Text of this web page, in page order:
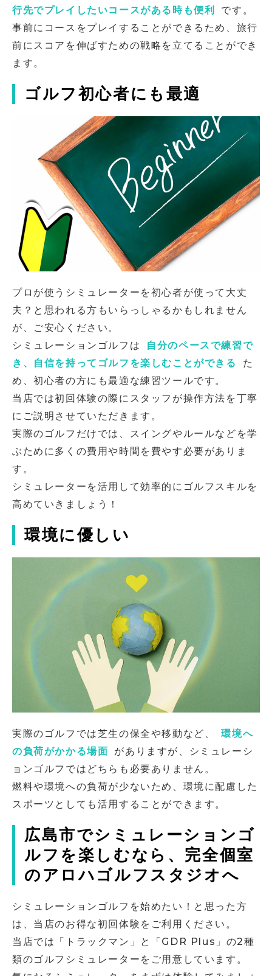
行先でプレイしたいコースがある時も便利
です。
事前にコースをプレイすることができるため、旅行
前にスコアを伸ばすための戦略を立てることができ
ます。
ゴルフ初心者にも最適
プロが使うシミュレーターを初心者が使って大丈
夫？と思われる方もいらっしゃるかもしれません
が、ご安心ください。
シミュレーションゴルフは
自分のペースで練習で
き、自信を持ってゴルフを楽しむことができる
た
め、初心者の方にも最適な練習ツールです。
当店では初回体験の際にスタッフが操作方法を丁寧
にご説明させていただきます。
実際のゴルフだけでは、スイングやルールなどを学
ぶために多くの費用や時間を費やす必要がありま
す。
シミュレーターを活用して効率的にゴルフスキルを
高めていきましょう！
環境に優しい
実際のゴルフでは芝生の保全や移動など、
環境へ
の負荷がかかる場面
がありますが、シミュレーシ
ョンゴルフではどちらも必要ありません。
燃料や環境への負荷が少ないため、環境に配慮した
スポーツとしても活用することができます。
広島市でシミュレーションゴ
ルフを楽しむなら、完全個室
のアロハゴルフスタジオへ
シミュレーションゴルフを始めたい！と思った方
は、当店のお得な初回体験をご利用ください。
当店では「トラックマン」と「GDR Plus」の2種
類のゴルフシミュレーターをご用意しています。